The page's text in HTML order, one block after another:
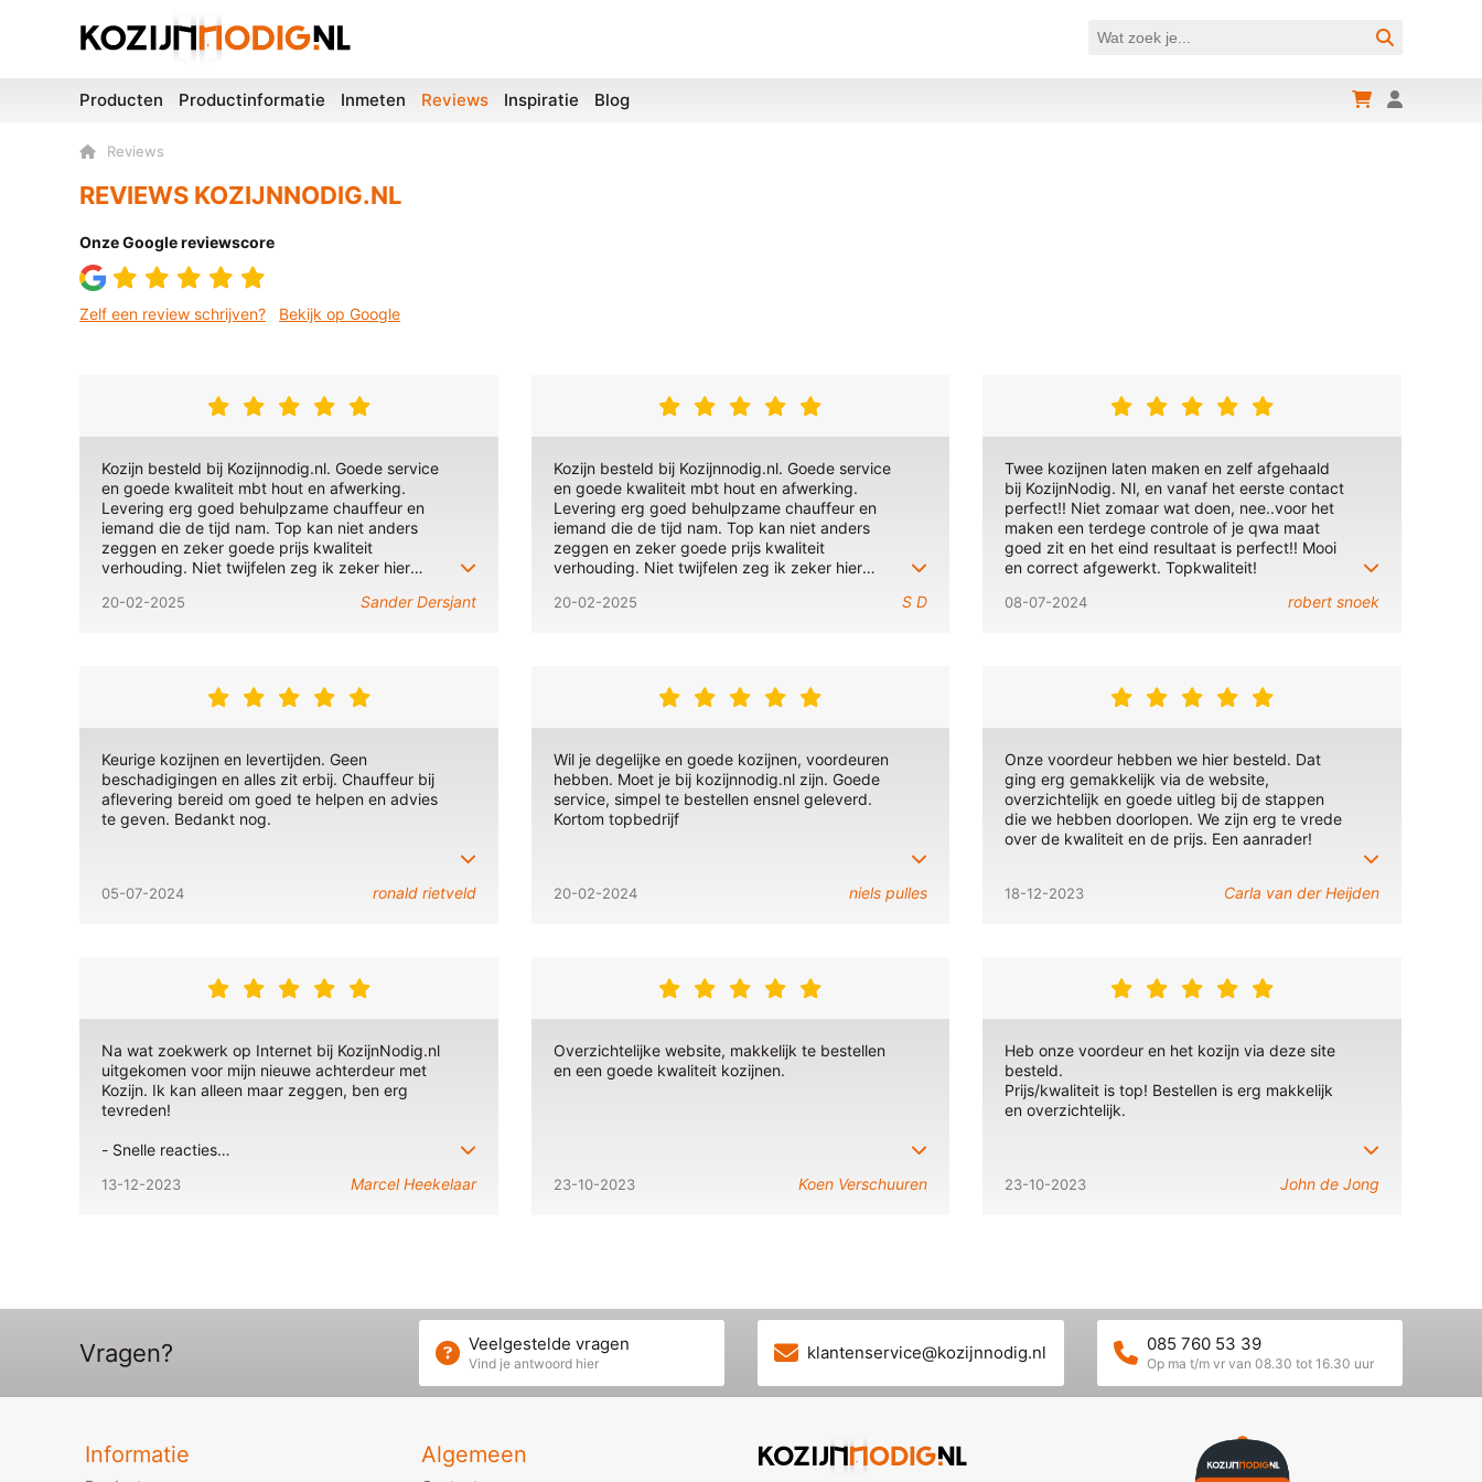
Producten Productinformatie Inmeten Reviews Inspiratie Blog
Reviews
REVIEWS KOZIJNNODIG.NL
Onze Google reviewscore
Zelf een review schrijven? Bekijk op Google
Kozijn besteld bij Kozijnnodig.nl. Goede service
en goede kwaliteit mbt hout en afwerking.
Levering erg goed behulpzame chauffeur en
iemand die de tijd nam. Top kan niet anders
zeggen en zeker goede prijs kwaliteit
verhouding. Niet twijfelen zeg ik zeker hier
20-02-2025 Sander Dersjant
Kozijn besteld bij Kozijnnodig.nl. Goede service
en goede kwaliteit mbt hout en afwerking.
Levering erg goed behulpzame chauffeur en
iemand die de tijd nam. Top kan niet anders
zeggen en zeker goede prijs kwaliteit
verhouding. Niet twijfelen zeg ik zeker hier
20-02-2025 S D
Twee kozijnen laten maken en zelf afgehaald
bij KozijnNodig. Nl, en vanaf het eerste contact
perfect!! Niet zomaar wat doen, nee..voor het
maken een terdege controle of je qwa maat
goed zit en het eind resultaat is perfect!! Mooi
en correct afgewerkt. Topkwaliteit!
08-07-2024 robert snoek
Keurige kozijnen en levertijden. Geen
beschadigingen en alles zit erbij. Chauffeur bij
aflevering bereid om goed te helpen en advies
te geven. Bedankt nog.
05-07-2024 ronald rietveld
Wil je degelijke en goede kozijnen, voordeuren
hebben. Moet je bij kozijnnodig.nl zijn. Goede
service, simpel te bestellen ensnel geleverd.
Kortom topbedrijf
20-02-2024 niels pulles
Onze voordeur hebben we hier besteld. Dat
ging erg gemakkelijk via de website,
overzichtelijk en goede uitleg bij de stappen
die we hebben doorlopen. We zijn erg te vrede
over de kwaliteit en de prijs. Een aanrader!
18-12-2023 Carla van der Heijden
Na wat zoekwerk op Internet bij KozijnNodig.nl
uitgekomen voor mijn nieuwe achterdeur met
Kozijn. Ik kan alleen maar zeggen, ben erg
tevreden!
- Snelle reacties
- Uitstekende kwaliteit
13-12-2023 Marcel Heekelaar
Overzichtelijke website, makkelijk te bestellen
en een goede kwaliteit kozijnen.
23-10-2023 Koen Verschuuren
Heb onze voordeur en het kozijn via deze site
besteld.
Prijs/kwaliteit is top! Bestellen is erg makkelijk
en overzichtelijk.
23-10-2023 John de Jong
Vragen? Veelgestelde vragen
Vind je antwoord hier
klantenservice@kozijnnodig.nl 085 760 53 39
Op ma t/m vr van 08.30 tot 16.30 uur
Informatie Algemeen